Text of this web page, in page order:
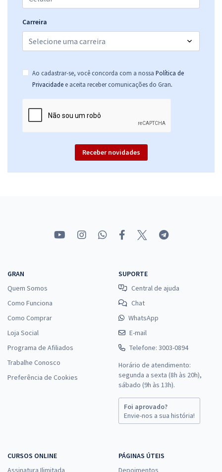
Carreira
Ao cadastrar-se, você concorda com a nossa Política de
Privacidade e aceita receber comunicações do Gran.
Receber novidades
GRAN
Quem Somos
Como Funciona
Como Comprar
Loja Social
Programa de Afiliados
Trabalhe Conosco
Preferência de Cookies
SUPORTE
Central de ajuda
Chat
WhatsApp
E-mail
Telefone: 3003-0894
Horário de atendimento:
segunda a sexta (8h às 20h),
sábado (9h às 13h).
Foi aprovado?
Envie-nos a sua história!
CURSOS ONLINE
Assinatura Ilimitada
PÁGINAS ÚTEIS
Depoimentos